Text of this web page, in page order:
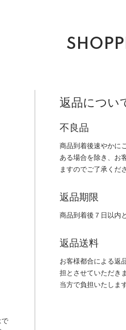
で
返品につい
不良品
商品到着後速やかに
ある場合を除き、お
ますのでご了承くだ
返品期限
商品到着後７日以内
返品送料
お客様都合による返
担とさせていただき
当方で負担いたします